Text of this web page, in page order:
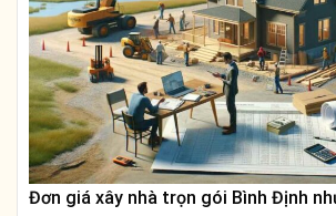
Đơn giá xây nhà trọn gói Bình Định